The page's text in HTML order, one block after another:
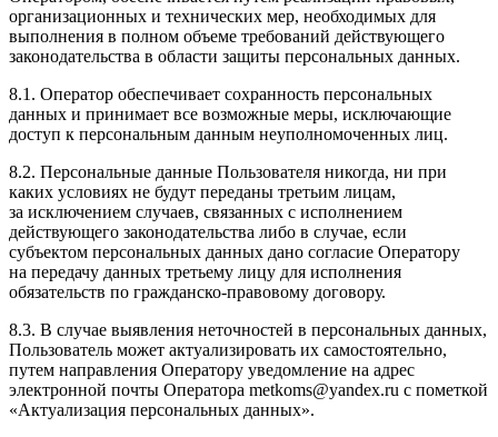
организационных и технических мер, необходимых для
выполнения в полном объеме требований действующего
законодательства в области защиты персональных данных.
8.1. Оператор обеспечивает сохранность персональных
данных и принимает все возможные меры, исключающие
доступ к персональным данным неуполномоченных лиц.
8.2. Персональные данные Пользователя никогда, ни при
каких условиях не будут переданы третьим лицам,
за исключением случаев, связанных с исполнением
действующего законодательства либо в случае, если
субъектом персональных данных дано согласие Оператору
на передачу данных третьему лицу для исполнения
обязательств по гражданско-правовому договору.
8.3. В случае выявления неточностей в персональных данных,
Пользователь может актуализировать их самостоятельно,
путем направления Оператору уведомление на адрес
электронной почты Оператора metkoms@yandex.ru с пометкой
«Актуализация персональных данных».